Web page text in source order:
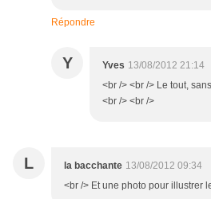
Répondre
Y Yves 13/08/2012 21:14
<br /> <br /> Le tout,
<br /> <br />
L la bacchante 13/08/2012 09:34
<br /> Et une photo pour illustrer